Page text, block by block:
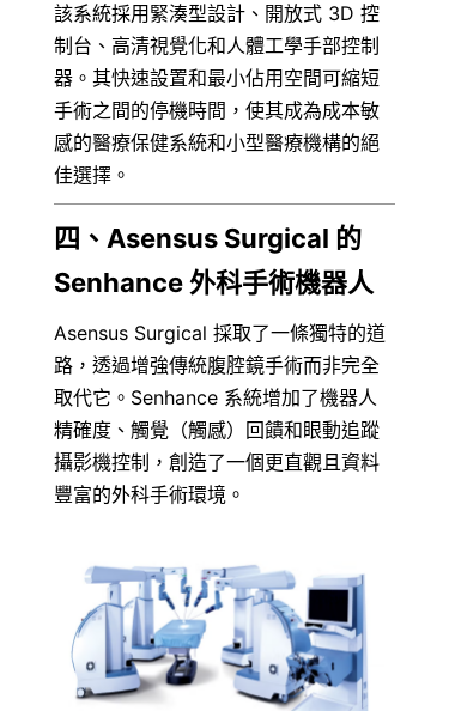
該系統採用緊湊型設計、開放式 3D 控
制台、高清視覺化和人體工學手部控制
器。其快速設置和最小佔用空間可縮短
手術之間的停機時間，使其成為成本敏
感的醫療保健系統和小型醫療機構的絕
佳選擇。
四、Asensus Surgical 的
Senhance 外科手術機器人
Asensus Surgical 採取了一條獨特的道
路，透過增強傳統腹腔鏡手術而非完全
取代它。Senhance 系統增加了機器人
精確度、觸覺（觸感）回饋和眼動追蹤
攝影機控制，創造了一個更直觀且資料
豐富的外科手術環境。